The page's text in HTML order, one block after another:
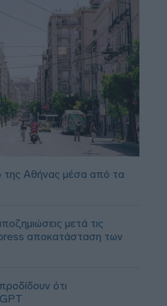
Αθήνας μέσα από τα
μετά τις
αποκατάσταση των
ότι